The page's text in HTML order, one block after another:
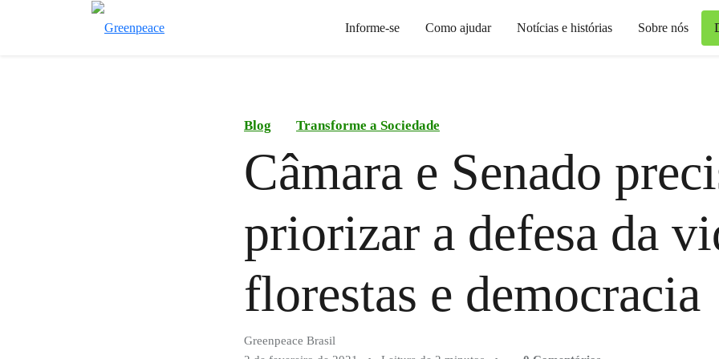
Informe-se Como ajudar Notícias e histórias Sobre nós
Blog Transforme a Sociedade
Câmara e Senado
priorizar a defesa da
florestas e democracia
Greenpeace Brasil